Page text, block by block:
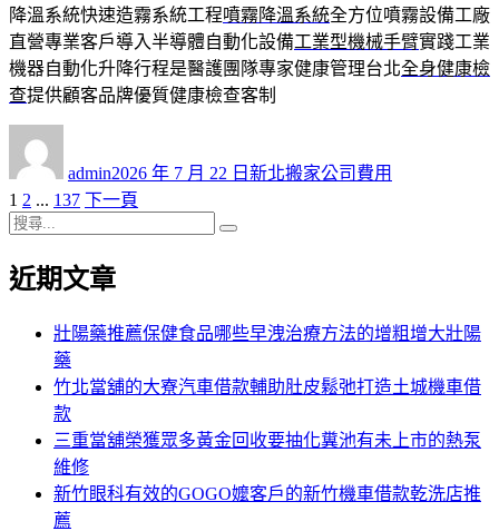
降溫系統快速造霧系統工程噴霧降溫系統全方位噴霧設備工廠
直營專業客戶導入半導體自動化設備工業型機械手臂實踐工業
機器自動化升降行程是醫護團隊專家健康管理台北全身健康檢
查提供顧客品牌優質健康檢查客制
admin佈
日
期:
2026 年 7 月 22 日 類
新北搬家公司費用
文
章
分
頁
次
1 頁
次
2 ... 頁
次
137 下一頁
搜
關
近期文章
壯陽藥推薦保健食品哪些早洩治療方法的增粗增大壯陽
藥
竹北當舖的大寮汽車借款輔助肚皮鬆弛打造土城機車借
款
三重當舖榮獲眾多黃金回收要抽化糞池有未上市的熱泵
維修
新竹眼科有效的GOGO嬤客戶的新竹機車借款乾洗店推
薦